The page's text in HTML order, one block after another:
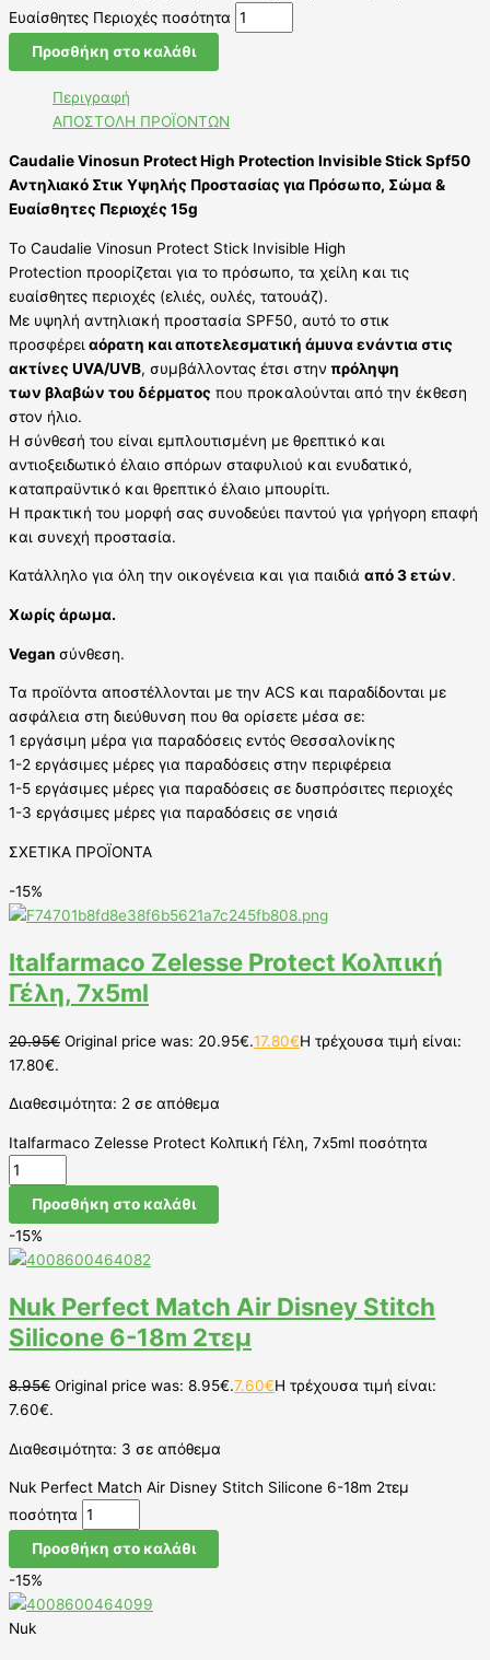
Ευαίσθητες Περιοχές ποσότητα
Προσθήκη στο καλάθι
Περιγραφή
ΑΠΟΣΤΟΛΗ ΠΡΟΪΟΝΤΩΝ
Caudalie Vinosun Protect High Protection Invisible Stick Spf50
Αντηλιακό Στικ Υψηλής Προστασίας για Πρόσωπο, Σώμα &
Ευαίσθητες Περιοχές 15g
Το Caudalie Vinosun Protect Stick Invisible High
Protection προορίζεται για το πρόσωπο, τα χείλη και τις
ευαίσθητες περιοχές (ελιές, ουλές, τατουάζ).
Με υψηλή αντηλιακή προστασία SPF50, αυτό το στικ
προσφέρει αόρατη και αποτελεσματική άμυνα ενάντια στις
ακτίνες UVA/UVB, συμβάλλοντας έτσι στην πρόληψη
των βλαβών του δέρματος που προκαλούνται από την έκθεση
στον ήλιο.
Η σύνθεσή του είναι εμπλουτισμένη με θρεπτικό και
αντιοξειδωτικό έλαιο σπόρων σταφυλιού και ενυδατικό,
καταπραϋντικό και θρεπτικό έλαιο μπουρίτι.
Η πρακτική του μορφή σας συνοδεύει παντού για γρήγορη επαφή
και συνεχή προστασία.
Κατάλληλο για όλη την οικογένεια και για παιδιά από 3 ετών.
Χωρίς άρωμα.
Vegan σύνθεση.
Τα προϊόντα αποστέλλονται με την ACS και παραδίδονται με
ασφάλεια στη διεύθυνση που θα ορίσετε μέσα σε:
1 εργάσιμη μέρα για παραδόσεις εντός Θεσσαλονίκης
1-2 εργάσιμες μέρες για παραδόσεις στην περιφέρεια
1-5 εργάσιμες μέρες για παραδόσεις σε δυσπρόσιτες περιοχές
1-3 εργάσιμες μέρες για παραδόσεις σε νησιά
ΣΧΕΤΙΚΑ ΠΡΟΪΟΝΤΑ
-15%
Italfarmaco Zelesse Protect Κολπική
Γέλη, 7x5ml
20.95€ Original price was: 20.95€.17.80€Η τρέχουσα τιμή είναι:
17.80€.
Διαθεσιμότητα: 2 σε απόθεμα
Italfarmaco Zelesse Protect Κολπική Γέλη, 7x5ml ποσότητα
Προσθήκη στο καλάθι
-15%
Nuk Perfect Match Air Disney Stitch
Silicone 6-18m 2τεμ
8.95€ Original price was: 8.95€.7.60€Η τρέχουσα τιμή είναι:
7.60€.
Διαθεσιμότητα: 3 σε απόθεμα
Nuk Perfect Match Air Disney Stitch Silicone 6-18m 2τεμ
ποσότητα
Προσθήκη στο καλάθι
-15%
Nuk